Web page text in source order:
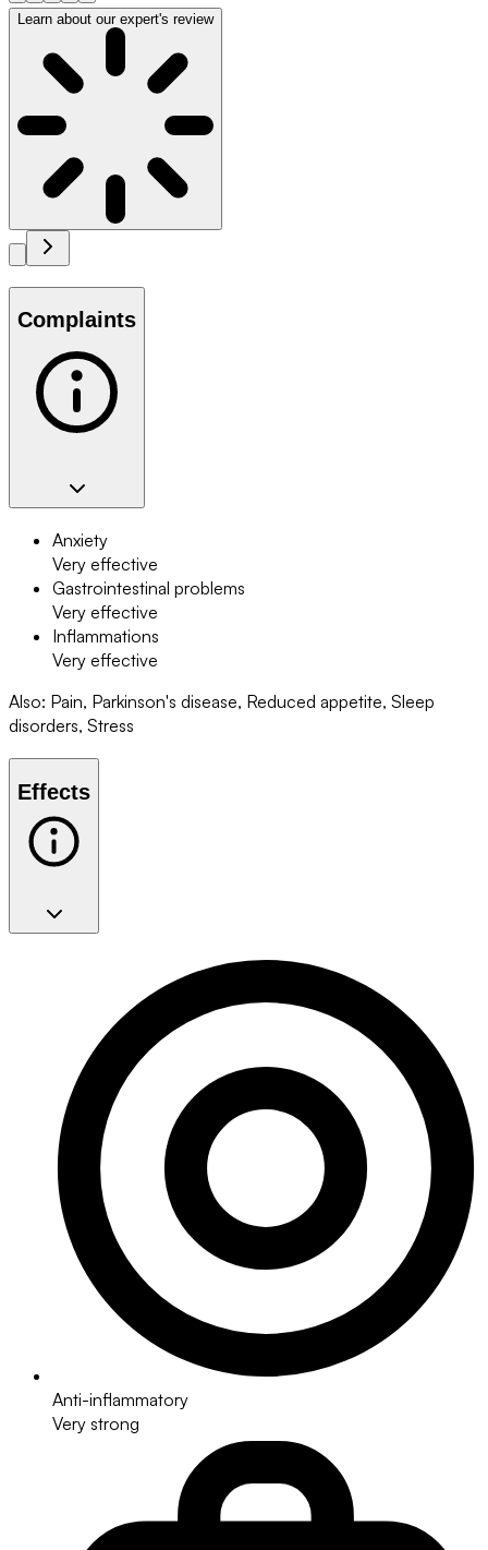
Learn about our expert's review
Complaints
Anxiety
Very effective
Gastrointestinal problems
Very effective
Inflammations
Very effective
Also: Pain, Parkinson's disease, Reduced appetite, Sleep
disorders, Stress
Effects
Anti-inflammatory
Very strong